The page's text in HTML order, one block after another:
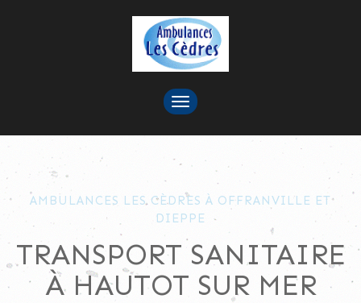
TOGGLE
NAVIGATION
AMBULANCES LES CÈDRES À OFFRANVILLE ET
DIEPPE
TRANSPORT SANITAIRE
À HAUTOT SUR MER